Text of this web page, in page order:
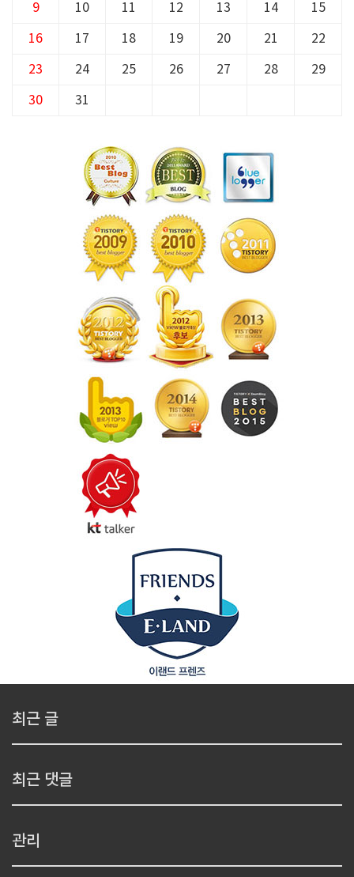
9 10 11 12 13 14 15
16 17 18 19 20 21 22
23 24 25 26 27 28 29
30 31
최근 글
최근 댓글
관리